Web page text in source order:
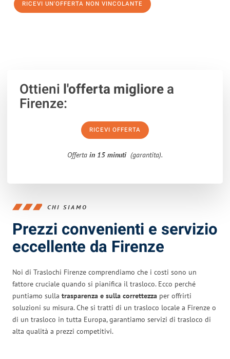
RICEVI UN'OFFERTA NON VINCOLANTE
Ottieni l'offerta migliorea
Firenze:
RICEVI OFFERTA
Offerta in 15 minuti (garantita).
CHI SIAMO
Prezzi convenienti e servizio
eccellente da Firenze
Noi di Traslochi Firenze comprendiamo che i costi sono un
fattore cruciale quando si pianifica il trasloco. Ecco perché
puntiamo sulla trasparenza e sulla correttezza per offrirti
soluzioni su misura. Che si tratti di un trasloco locale a Firenze o
di un trasloco in tutta Europa, garantiamo servizi di trasloco di
alta qualità a prezzi competitivi.